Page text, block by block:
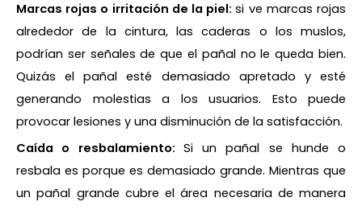
Marcas rojas o irritación de la piel:si ve marcas rojas
alrededor de la cintura, las caderas o los muslos,
podrían ser señales de que el pañal no le queda bien.
Quizás el pañal esté demasiado apretado y esté
generando molestias a los usuarios. Esto puede
provocar lesiones y una disminución de la satisfacción.
Caída o resbalamiento: Si un pañal se hunde o
resbala es porque es demasiado grande. Mientras que
un pañal grande cubre el área necesaria de manera